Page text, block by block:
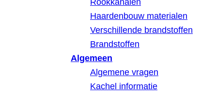
Rookkanalen
Haardenbouw materialen
Verschillende brandstoffen
Brandstoffen
Algemeen
Algemene vragen
Kachel informatie